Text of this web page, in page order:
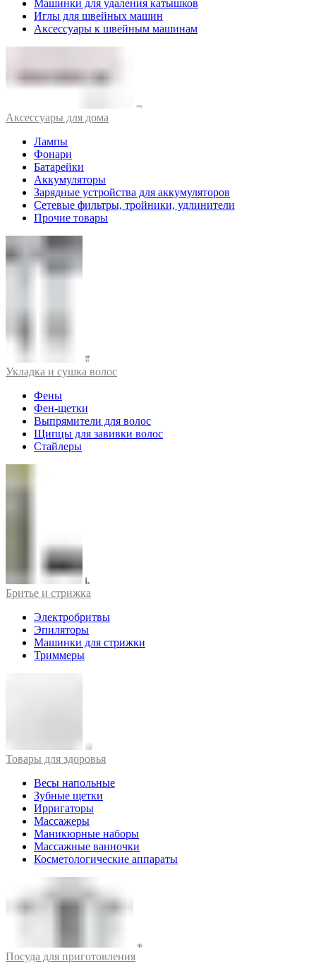
Машинки для удаления катышков
Иглы для швейных машин
Аксессуары к швейным машинам
Аксессуары для дома
Лампы
Фонари
Батарейки
Аккумуляторы
Зарядные устройства для аккумуляторов
Сетевые фильтры, тройники, удлинители
Прочие товары
Укладка и сушка волос
Фены
Фен-щетки
Выпрямители для волос
Щипцы для завивки волос
Стайлеры
Бритье и стрижка
Электробритвы
Эпиляторы
Машинки для стрижки
Триммеры
Товары для здоровья
Весы напольные
Зубные щетки
Ирригаторы
Массажеры
Маникюрные наборы
Массажные ванночки
Косметологические аппараты
Посуда для приготовления